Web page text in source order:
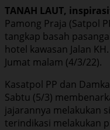
TANAH LAUT,
Pamong Praja (Satpol
tangkap basah
hotel kawasan Jalan
Jumat malam (4/3/22).
Kasatpol PP dan
Sabtu (5/3)
jajarannya melakukan
terindikasi melakukan